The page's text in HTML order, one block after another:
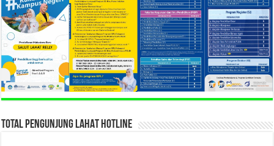
TOTAL PENGUNJUNG LAHAT HOTLINE